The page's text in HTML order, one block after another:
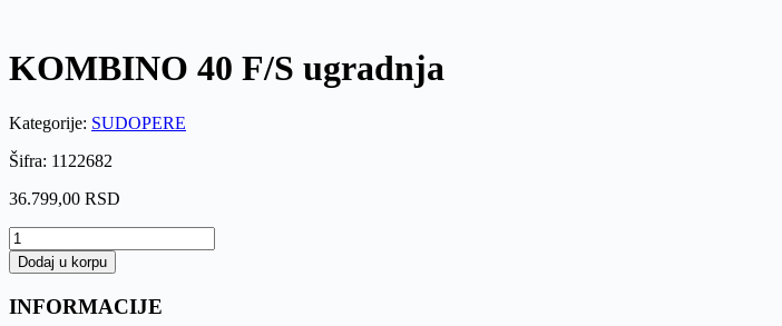
KOMBINO 40 F/S ugradnja
Kategorije: SUDOPERE
Šifra: 1122682
36.799,00 RSD
KOMBINO
40
F/S
ugradnja
količina
Dodaj u korpu
INFORMACIJE